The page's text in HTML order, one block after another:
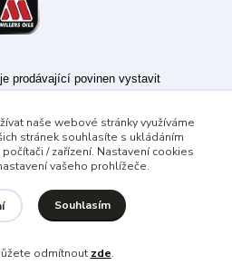
prodávající povinen vystavit
tržbu u správce daně online; v
nejpozději do 48 hodin.
naše webové stránky využíváme
stránek souhlasíte s ukládáním
/ zařízení. Nastavení cookies
vašeho prohlížeče.
Souhlasím
odmítnout zde.